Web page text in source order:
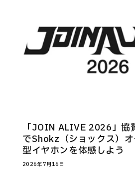
「JOIN ALIVE 2026」協
でShokz（ショックス）
型イヤホンを体感しよう
2026年7月16日